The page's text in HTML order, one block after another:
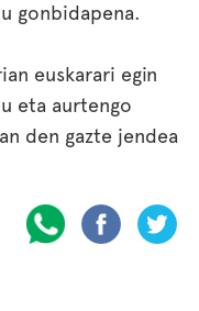
gonbidapena.
euskarari egin
eta aurtengo
den gazte jendea